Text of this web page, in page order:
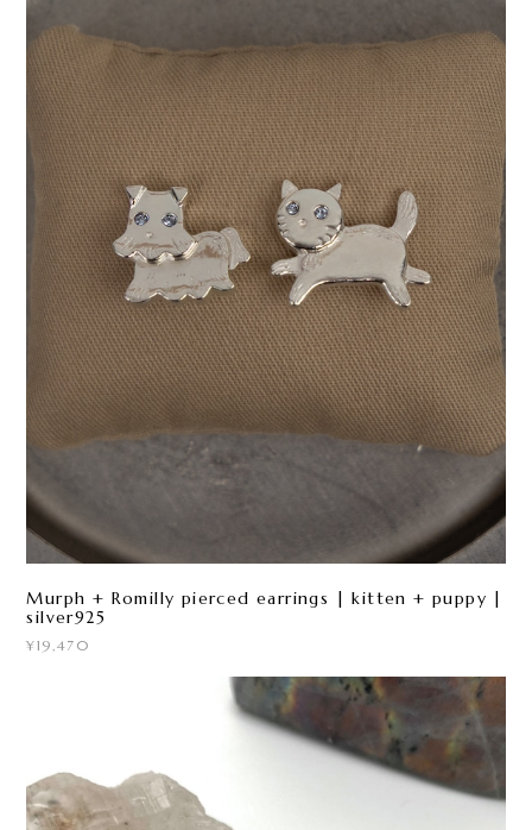
Murph + Romilly pierced earrings | kitten + puppy |
silver925
¥19,470